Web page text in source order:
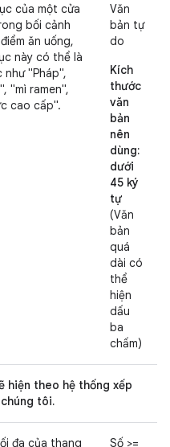
của một cửa
bối cảnh
ăn uống,
này có thể là
như "Pháp",
"mì ramen",
cao cấp".
Văn
bản tự
do
Kích
thước
văn
bản
nên
dùng:
dưới
45 ký
tự
(Văn
bản
quá
dài có
thể
hiện
dấu
ba
chấm)
hiện theo hệ thống xếp
tôi.
đa của thang Số >=